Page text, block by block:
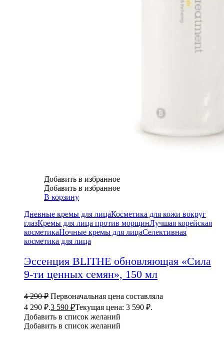
Добавить в избранное
Добавить в избранное
В корзину
Дневные кремы для лицаКосметика для кожи вокруг
глазКремы для лица против морщинЛучшая корейская
косметикаНочные кремы для лицаСелективная
косметика для лица
Эссенция BLITHE обновляющая «Сила
9-ти ценных семян», 150 мл
4 290₽ Первоначальная цена составляла
4 290 ₽.3 590 ₽Текущая цена: 3 590 ₽.
Добавить в список желаний
Добавить в список желаний